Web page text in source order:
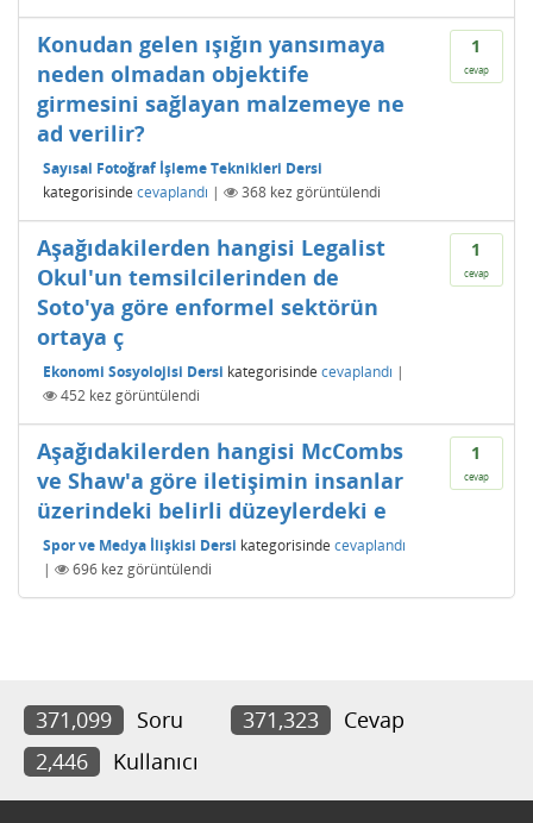
1
cevap
Konudan gelen ışığın yansımaya
neden olmadan objektife
girmesini sağlayan malzemeye ne
ad verilir?
Sayısal Fotoğraf İşleme Teknikleri Dersi
kategorisinde cevaplandı | 368 kez görüntülendi
1
cevap
Aşağıdakilerden hangisi Legalist
Okul'un temsilcilerinden de
Soto'ya göre enformel sektörün
ortaya ç
Ekonomi Sosyolojisi Dersi kategorisinde cevaplandı |
452 kez görüntülendi
1
cevap
Aşağıdakilerden hangisi McCombs
ve Shaw'a göre iletişimin insanlar
üzerindeki belirli düzeylerdeki e
Spor ve Medya İlişkisi Dersi kategorisinde cevaplandı
|
696 kez görüntülendi
371,099 Soru 371,323
Cevap
2,446
Kullanıcı